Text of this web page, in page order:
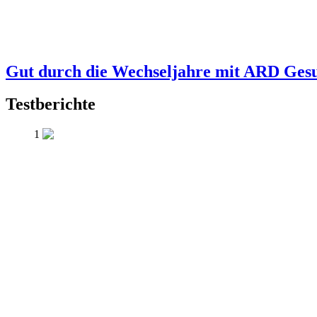
Gut durch die Wechseljahre mit ARD
Testberichte
1